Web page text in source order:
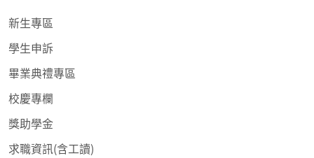
新生專區
學生申訴
畢業典禮專區
校慶專欄
獎助學金
求職資訊(含工讀)